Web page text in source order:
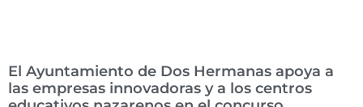
El Ayuntamiento de Dos Hermanas apoya a
las empresas innovadoras y a los centros